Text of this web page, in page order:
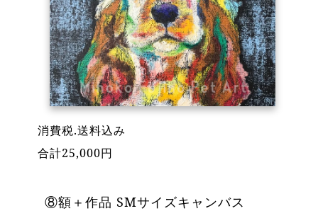
消費税.送料込み
合計25,000円
⑧額＋作品 SMサイズキャンバス